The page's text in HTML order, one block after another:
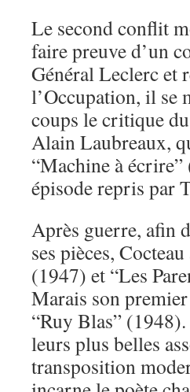
Le second conflit
faire preuve d’un
Général Leclerc et
l’Occupation, il se
coups le critique
Alain Laubreaux,
“Machine à
épisode repris par
Après guerre, afin
ses pièces,
(1947) et “Les
Marais son premier
“Ruy Blas”
leurs plus belles
transposition